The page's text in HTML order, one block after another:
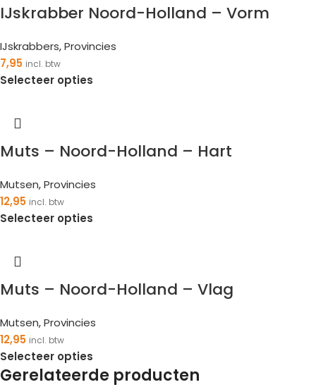
IJskrabber Noord-Holland – Vorm
IJskrabbers,Provincies
7,95 incl. btw
Selecteer opties
Muts – Noord-Holland – Hart
Mutsen,Provincies
12,95 incl. btw
Selecteer opties
Muts – Noord-Holland – Vlag
Mutsen,Provincies
12,95 incl. btw
Selecteer opties
Gerelateerde producten